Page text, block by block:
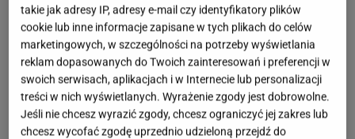
Szara wielka płyta zniknęła. Tak dziś wygląda
blok z "Alternatyw 4"
takie jak adresy IP, adresy e-mail czy identyfikatory plików
cookie lub inne informacje zapisane w tych plikach do celów
marketingowych, w szczególności na potrzeby wyświetlania
reklam dopasowanych do Twoich zainteresowań i preferencji w
swoich serwisach, aplikacjach i w Internecie lub personalizacji
treści w nich wyświetlanych. Wyrażenie zgody jest dobrowolne.
Jeśli nie chcesz wyrazić zgody, chcesz ograniczyć jej zakres lub
chcesz wycofać zgodę uprzednio udzieloną przejdź do